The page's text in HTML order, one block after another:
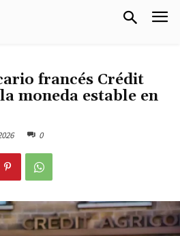
francés Crédit
moneda estable en
0